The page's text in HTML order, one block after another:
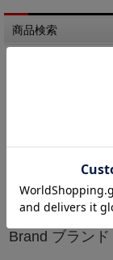
商品検索
Brand ブランド